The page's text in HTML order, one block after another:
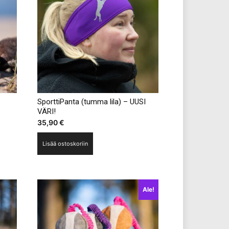
SporttiPanta (tumma lila) – UUSI
VÄRI!
35,90€
Lisää ostoskoriin
Ale!